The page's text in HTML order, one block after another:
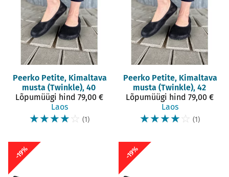
Peerko Petite, Kimaltava
musta (Twinkle), 40
Lõpumüügi hind 79,00 €
Laos
☆☆☆☆☆ (1)
Peerko Petite, Kimaltava
musta (Twinkle), 42
Lõpumüügi hind 79,00 €
Laos
☆☆☆☆☆ (1)
-19% -19%